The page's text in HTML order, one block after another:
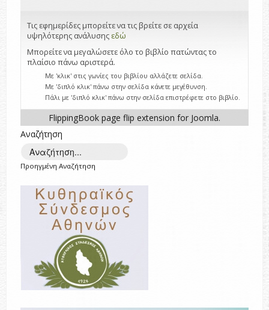
Τις εφημερίδες μπορείτε να τις βρείτε σε αρχεία
υψηλότερης ανάλυσης εδώ
Μπορείτε να μεγαλώσετε όλο το βιβλίο πατώντας το
πλαίσιο πάνω αριστερά.
Με 'κλικ' στις γωνίες του βιβλίου αλλάζετε σελίδα.
Με 'διπλό κλικ' πάνω στην σελίδα κάνετε μεγέθυνση.
Πάλι με 'διπλό κλικ' πάνω στην σελίδα επιστρέφετε στο βιβλίο.
FlippingBook page flip extension for Joomla.
Αναζήτηση
Προηγμένη Αναζήτηση